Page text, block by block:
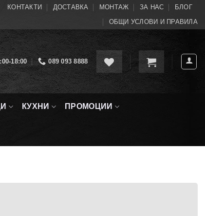
КОНТАКТИ ДОСТАВКА МОНТАЖ ЗА НАС
БЛОГ
ОБЩИ УСЛОВИ И ПРАВИЛА
18:00 089 093 8888
КУХНИ ПРОМОЦИИ